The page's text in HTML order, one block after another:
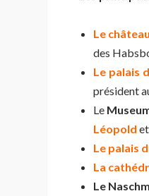
Le
des
Le palais
président
Le
Léopold
Le palais
La
Le